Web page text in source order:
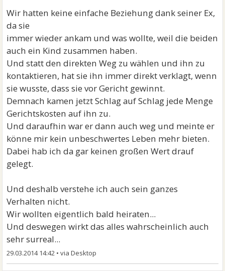
Wir hatten keine einfache Beziehung dank seiner Ex,
da sie
immer wieder ankam und was wollte, weil die beiden
auch ein Kind zusammen haben.
Und statt den direkten Weg zu wählen und ihn zu
kontaktieren, hat sie ihn immer direkt verklagt, wenn
sie wusste, dass sie vor Gericht gewinnt.
Demnach kamen jetzt Schlag auf Schlag jede Menge
Gerichtskosten auf ihn zu.
Und daraufhin war er dann auch weg und meinte er
könne mir kein unbeschwertes Leben mehr bieten.
Dabei hab ich da gar keinen großen Wert drauf
gelegt.
Und deshalb verstehe ich auch sein ganzes
Verhalten nicht.
Wir wollten eigentlich bald heiraten...
Und deswegen wirkt das alles wahrscheinlich auch
sehr surreal...
29.03.2014 14:42 •